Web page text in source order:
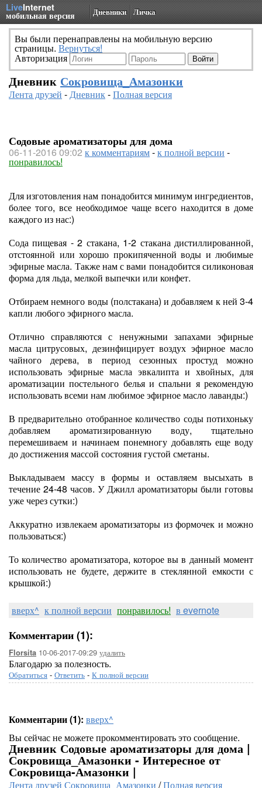
LiveInternet
мобильная версия Дневники Личка
Вы были перенаправлены на мобильную версию
страницы. Вернуться!
Авторизация
Дневник Сокровища_Амазонки
Лента друзей -Дневник-Полная версия
Содовые ароматизаторы для дома
06-11-2016 09:02 к комментариям-к полной версии -
понравилось!
Для изготовления нам понадобится минимум ингредиентов,
более того, все необходимое чаще всего находится в доме
каждого из нас:)
Сода пищевая - 2 стакана, 1-2 стакана дистиллированной,
отстоянной или хорошо прокипяченной воды и любимые
эфирные масла. Также нам с вами понадобится силиконовая
форма для льда, мелкой выпечки или конфет.
Отбираем немного воды (полстакана) и добавляем к ней 3-4
капли любого эфирного масла.
Отлично справляются с ненужными запахами эфирные
масла цитрусовых, дезинфицирует воздух эфирное масло
чайного дерева, в период сезонных простуд можно
использовать эфирные масла эвкалипта и хвойных, для
ароматизации постельного белья и спальни я рекомендую
использовать всеми нам любимое эфирное масло лаванды:)
В предварительно отобранное количество соды потихоньку
добавляем ароматизированную воду, тщательно
перемешиваем и начинаем понемногу добавлять еще воду
до достижения массой состояния густой сметаны.
Выкладываем массу в формы и оставляем высыхать в
течение 24-48 часов. У Джилл ароматизаторы были готовы
уже через сутки:)
Аккуратно извлекаем ароматизаторы из формочек и можно
пользоваться:)
То количество ароматизатора, которое вы в данный момент
использовать не будете, держите в стеклянной емкости с
крышкой:)
вверх^ к полной версии понравилось! в evernote
Комментарии (1):
Florsita 10-06-2017-09:29 удалить
Благодарю за полезность.
Обратиться - Ответить - К полной версии
Комментарии (1): вверх^
Вы сейчас не можете прокомментировать это сообщение.
Дневник Содовые ароматизаторы для дома |
Сокровища_Амазонки - Интересное от
Сокровища-Амазонки |
Лента друзей Сокровища_Амазонки /Полная версия